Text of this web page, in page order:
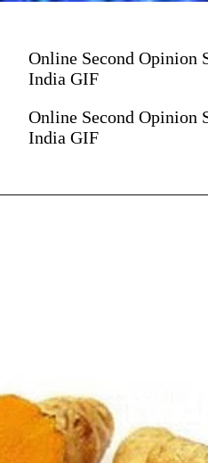
Online Second Opinion
India GIF
Online Second Opinion
India GIF